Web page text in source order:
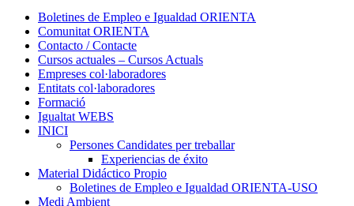
Boletines de Empleo e Igualdad ORIENTA
Comunitat ORIENTA
Contacto / Contacte
Cursos actuales – Cursos Actuals
Empreses col·laboradores
Entitats col·laboradores
Formació
Igualtat WEBS
INICI
Persones Candidates per treballar
Experiencias de éxito
Material Didáctico Propio
Boletines de Empleo e Igualdad ORIENTA-USO
Medi Ambient